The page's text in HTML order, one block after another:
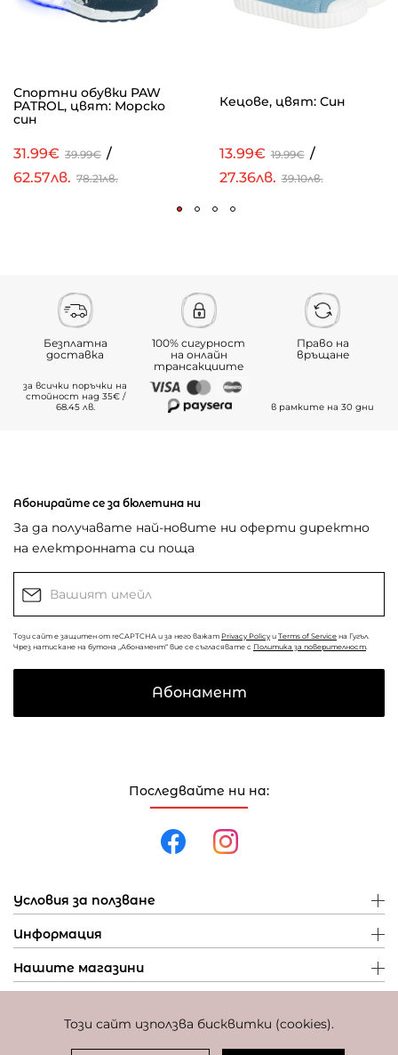
Този сайт използва бисквитки (cookies).
Спортни обувки PAW
PATROL, цвят: Морско
син
31.99€ 39.99€ /
62.57лв. 78.21лв.
Кецове, цвят: Син
13.99€ 19.99€ /
27.36лв. 39.10лв.
Безплатна
доставка
за всички поръчки на
стойност над 35€ /
68.45 лв.
100% сигурност
на онлайн
трансакциите
Право на
връщане
в рамките на 30 дни
Последвайте ни на:
Условия за ползване
Информация
Нашите магазини
Абонирайте се за бюлетина ни
За да получавате най-новите ни оферти директно
на електронната си поща
Този сайт е защитен от reCAPTCHA и за него важат Privacy Policy и Terms of Service на Гугъл.
Чрез натискане на бутона „Абонамент“ вие се съгласявате с Политика за поверителност
Абонамент